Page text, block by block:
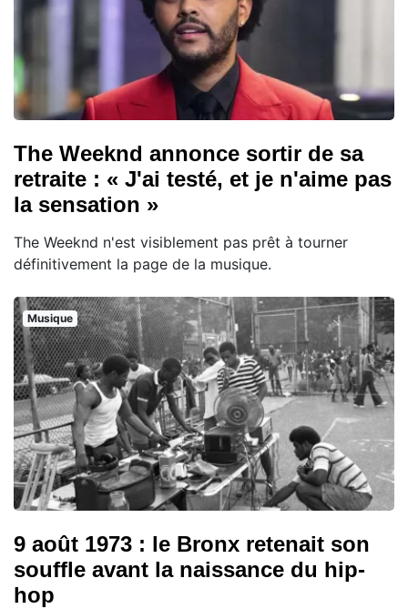
The Weeknd annonce sortir de sa
retraite : « J'ai testé, et je n'aime pas
la sensation »
The Weeknd n'est visiblement pas prêt à tourner
définitivement la page de la musique.
Musique
9 août 1973 : le Bronx retenait son
souffle avant la naissance du hip-
hop